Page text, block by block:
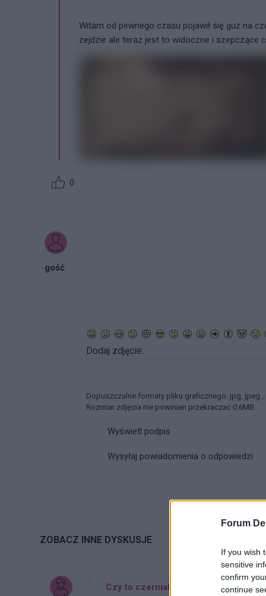
Forum
If you wish
sensitive
confirm
continue
Witam od pewnego czasu pojawił się guz na
zejdzie ale teraz jest to widoczne i szepczące
0
gość
Dodaj zdjęcie:
Dopuszczalne formaty pliku graficznego: jpg, jpeg ,
Rozmiar zdjęcia nie powinien przekraczać 0.6MB.
Wyświetl podpis
Wysyłaj powiadomienia o odpowiedzi
ZOBACZ INNE DYSKUSJE
Czy to czerniak czy pieprzyk